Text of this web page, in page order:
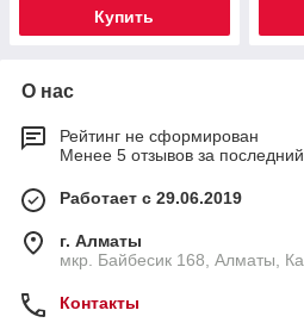
Купить
О нас
Рейтинг не сформирован
Менее 5 отзывов за
Работает с 29.06.2019
г. Алматы
мкр. Байбесик 168, Алматы,
Контакты